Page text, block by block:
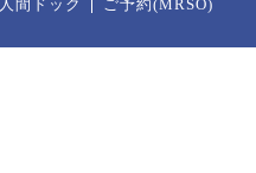
人間ドック ご予約(MRSO)